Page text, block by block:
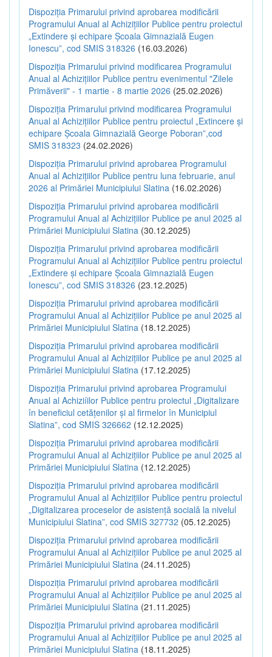
Dispoziția Primarului privind aprobarea modificării
Programului Anual al Achizițiilor Publice pentru proiectul
„Extindere și echipare Școala Gimnazială Eugen
Ionescu”, cod SMIS 318326 (16.03.2026)
Dispoziția Primarului privind modificarea Programului
Anual al Achizițiilor Publice pentru evenimentul "Zilele
Primăverii" - 1 martie - 8 martie 2026 (25.02.2026)
Dispoziția Primarului privind modificarea Programului
Anual al Achizițiilor Publice pentru proiectul „Extincere și
echipare Școala Gimnazială George Poboran”,cod
SMIS 318323 (24.02.2026)
Dispoziția Primarului privind aprobarea Programului
Anual al Achizițiilor Publice pentru luna februarie, anul
2026 al Primăriei Municipiului Slatina (16.02.2026)
Dispoziția Primarului privind aprobarea modificării
Programului Anual al Achizițiilor Publice pe anul 2025 al
Primăriei Municipiului Slatina (30.12.2025)
Dispoziția Primarului privind aprobarea modificării
Programului Anual al Achizițiilor Publice pentru proiectul
„Extindere și echipare Școala Gimnazială Eugen
Ionescu”, cod SMIS 318326 (23.12.2025)
Dispoziția Primarului privind aprobarea modificării
Programului Anual al Achizițiilor Publice pe anul 2025 al
Primăriei Municipiului Slatina (18.12.2025)
Dispoziția Primarului privind aprobarea modificării
Programului Anual al Achizițiilor Publice pe anul 2025 al
Primăriei Municipiului Slatina (17.12.2025)
Dispoziția Primarului privind aprobarea Programului
Anual al Achiziíilor Publice pentru proiectul „Digitalizare
în beneficiul cetățenilor și al firmelor în Municipiul
Slatina”, cod SMIS 326662 (12.12.2025)
Dispoziția Primarului privind aprobarea modificării
Programului Anual al Achizițiilor Publice pe anul 2025 al
Primăriei Municipiului Slatina (12.12.2025)
Dispoziția Primarului privind aprobarea modificării
Programului Anual al Achizițiilor Publice pentru proiectul
„Digitalizarea proceselor de asistență socială la nivelul
Municipiului Slatina”, cod SMIS 327732 (05.12.2025)
Dispoziția Primarului privind aprobarea modificării
Programului Anual al Achizițiilor Publice pe anul 2025 al
Primăriei Municipiului Slatina (24.11.2025)
Dispoziția Primarului privind aprobarea modificării
Programului Anual al Achizițiilor Publice pe anul 2025 al
Primăriei Municipiului Slatina (21.11.2025)
Dispoziția Primarului privind aprobarea modificării
Programului Anual al Achizițiilor Publice pe anul 2025 al
Primăriei Municipiului Slatina (18.11.2025)